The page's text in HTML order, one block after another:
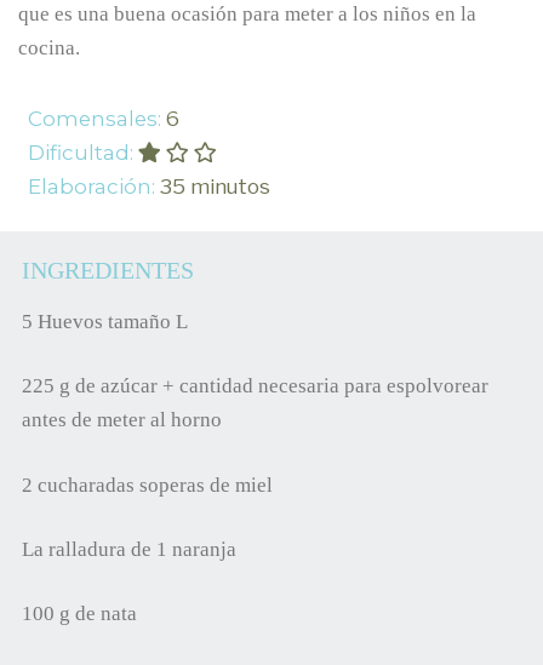
que es una buena ocasión para meter a los niños en la
cocina.
Comensales: 6
Dificultad:
Elaboración: 35 minutos
INGREDIENTES
5 Huevos tamaño L
225 g de azúcar + cantidad necesaria para espolvorear
antes de meter al horno
2 cucharadas soperas de miel
La ralladura de 1 naranja
100 g de nata